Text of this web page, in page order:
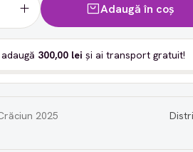
Adaugă în coș
300,00 lei și ai transport gratuit!
2025